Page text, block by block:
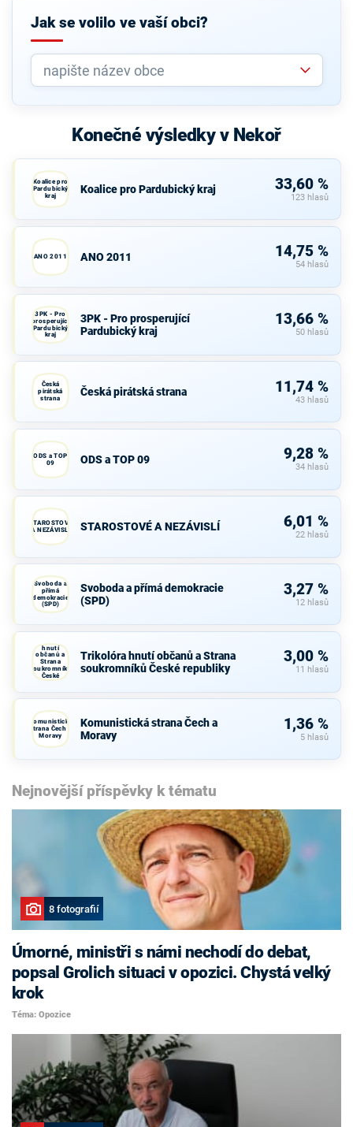
Jak se volilo ve vaší obci?
Konečné výsledky v Nekoř
Koalice pro
Pardubický
kraj
Koalice pro Pardubický kraj 33,60 %
123 hlasů
ANO 2011 ANO 2011 14,75 %
54 hlasů
3PK - Pro
prosperující
Pardubický
kraj
3PK - Pro prosperující
Pardubický kraj
13,66 %
50 hlasů
Česká
pirátská
strana
Česká pirátská strana 11,74 %
43 hlasů
ODS a TOP
09
ODS a TOP 09 9,28 %
34 hlasů
STAROSTOVÉ
A NEZÁVISLÍ
STAROSTOVÉ A NEZÁVISLÍ 6,01 %
22 hlasů
Svoboda a
přímá
demokracie
(SPD)
Svoboda a přímá demokracie
(SPD)
3,27 %
12 hlasů
hnutí
občanů a
Strana
soukromníků
České
republiky
Trikolóra hnutí občanů a Strana
soukromníků České republiky
3,00 %
11 hlasů
Komunistická
strana Čech a
Moravy
Komunistická strana Čech a
Moravy
1,36 %
5 hlasů
Nejnovější příspěvky k tématu
8 fotografií
Úmorné, ministři s námi nechodí do debat,
popsal Grolich situaci v opozici. Chystá velký
krok
Téma: Opozice